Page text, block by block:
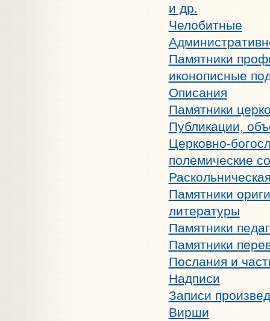
и др.
Челобитные
Памятники
иконописные
Описания
Памятники
Публикации,
Церковно-
полемические
Памятники
литературы
Памятники
Памятники
Послания и
Надписи
Записи
Вирши